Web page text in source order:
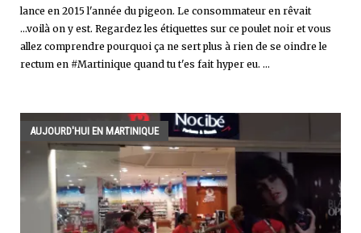
lance en 2015 l'année du pigeon. Le consommateur en rêvait
...voilà on y est. Regardez les étiquettes sur ce poulet noir et vous
allez comprendre pourquoi ça ne sert plus à rien de se oindre le
rectum en #Martinique quand tu t'es fait hyper eu. ...
AUJOURD'HUI EN MARTINIQUE